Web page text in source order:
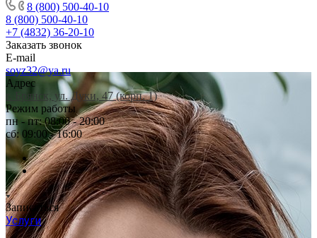
8 (800) 500-40-10
8 (800) 500-40-10
+7 (4832) 36-20-10
Заказать звонок
E-mail
soyz32@ya.ru
Адрес
г. Брянск, ул. Дуки, 47 (корп. 1)
Режим работы
пн - пт: 08:00 - 20:00
сб: 09:00 - 16:00
Записаться
Услуги